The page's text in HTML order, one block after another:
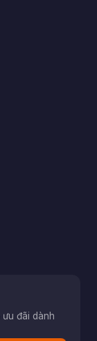
đãi dành